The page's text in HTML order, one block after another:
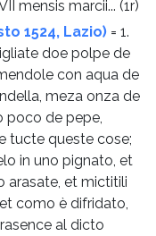
mensis marcii... (1r)
1524, Lazio) = 1.
doe polpe de
con aqua de
meza onza de
poco de pepe,
tucte queste cose;
in uno pignato, et
arasate, et mictitili
como è difridato,
al dicto